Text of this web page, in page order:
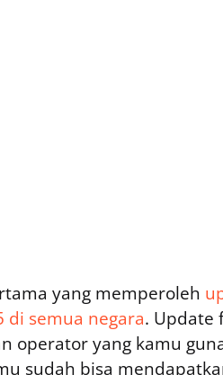
yang memperoleh
di semua negara. Update
operator yang kamu
sudah bisa